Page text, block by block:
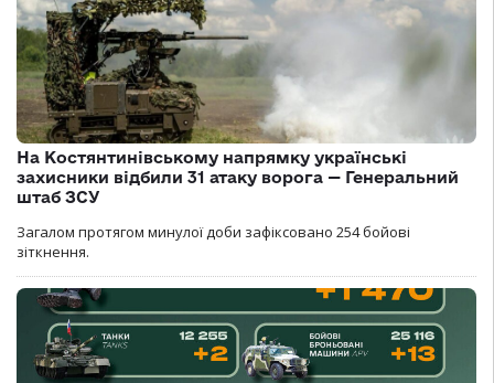
На Костянтинівському напрямку українські
захисники відбили 31 атаку ворога — Генеральний
штаб ЗСУ
Загалом протягом минулої доби зафіксовано 254 бойові
зіткнення.